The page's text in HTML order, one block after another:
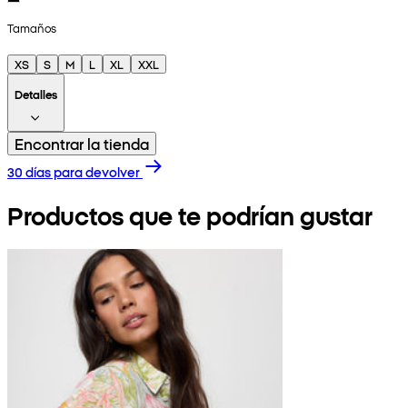
Tamaños
XS S M L XL
XXL
Detalles
Encontrar la tienda
30 días para devolver
Productos que te podrían gustar